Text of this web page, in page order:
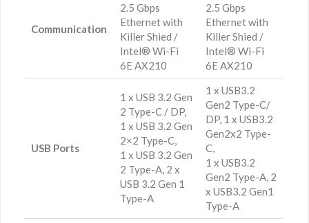
Communication
2.5 Gbps
Ethernet with
Killer Shied /
Intel® Wi-Fi
6E AX210
2.5 Gbps
Ethernet with
Killer Shied /
Intel® Wi-Fi
6E AX210
USB Ports
1 x USB 3.2 Gen
2 Type-C / DP,
1 x USB 3.2 Gen
2×2 Type-C,
1 x USB 3.2 Gen
2 Type-A, 2 x
USB 3.2 Gen 1
Type-A
1 x USB3.2
Gen2 Type-C/
DP, 1 x USB3.2
Gen2x2 Type-
C,
1 x USB3.2
Gen2 Type-A, 2
x USB3.2 Gen1
Type-A